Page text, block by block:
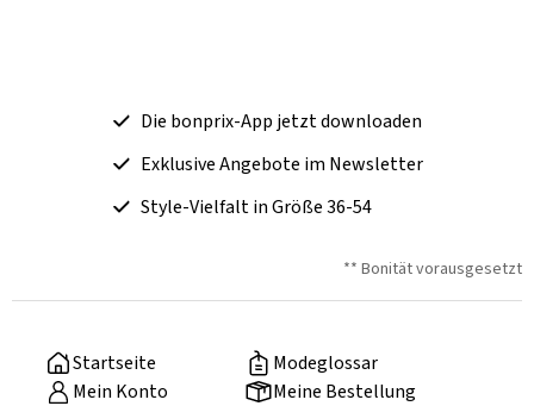
Die bonprix-App jetzt downloaden
Exklusive Angebote im Newsletter
Style-Vielfalt in Größe 36-54
** Bonität vorausgesetzt
Startseite
Modeglossar
Mein Konto
Meine Bestellung